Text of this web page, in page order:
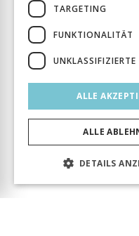
TARGETING
FUNKTIONALITÄT
UNKLASSIFIZIERTE
ALLE
ALLE
DETAILS